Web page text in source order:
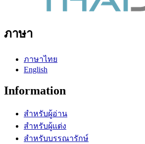
ภาษา
ภาษาไทย
English
Information
สำหรับผู้อ่าน
สำหรับผู้แต่ง
สำหรับบรรณารักษ์